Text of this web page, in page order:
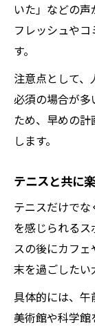
テニ
非日
ッシュ
テニ
お金をか
ー
無料
お金
大人
いた」などの
フレッシュや
す。
注意点として
必須の場合が多
ため、早めの
します。
テニスと共に
テニスだけで
を感じられる
スの後にカフ
末を過ごしたい
具体的には、
美術館や科学館